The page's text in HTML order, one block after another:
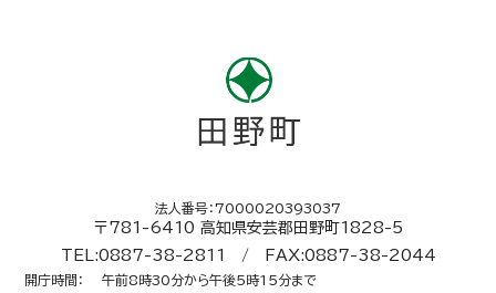
法人番号：7000020393037
〒781-6410 高知県安芸郡田野町1828-5
TEL:0887-38-2811 / FAX:0887-38-2044
開庁時間 ： 午前8時30分から午後5時15分まで